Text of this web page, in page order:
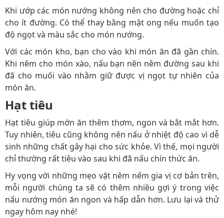
Khi ướp các món nướng không nên cho đường hoặc chỉ
cho ít đường. Có thể thay bằng mật ong nếu muốn tạo
độ ngọt và màu sắc cho món nướng.
Với các món kho, bạn cho vào khi món ăn đã gần chín.
Khi nêm cho món xào, nấu bạn nên nêm đường sau khi
đã cho muối vào nhằm giữ được vị ngọt tự nhiên của
món ăn.
Hạt tiêu
Hạt tiêu giúp mớn ăn thêm thơm, ngon và bắt mắt hơn.
Tuy nhiên, tiêu cũng không nên nấu ở nhiệt độ cao vì dễ
sinh những chất gây hại cho sức khỏe. Vì thế, mọi người
chỉ thường rất tiêu vào sau khi đã nấu chín thức ăn.
Hy vọng với những mẹo vặt nêm nếm gia vị cơ bản trên,
mỗi người chúng ta sẽ có thêm nhiều gợi ý trong việc
nấu nướng món ăn ngon và hấp dẫn hơn. Lưu lại và thử
ngay hôm nay nhé!